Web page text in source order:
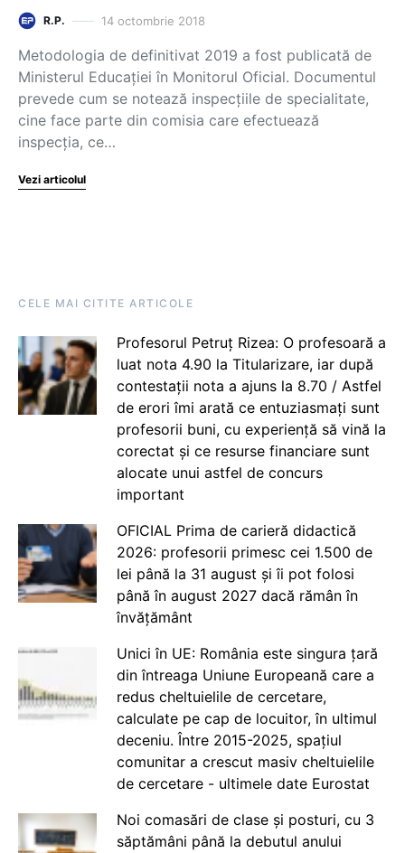
R.P. 14 octombrie 2018
Metodologia de definitivat 2019 a fost publicată de
Ministerul Educației în Monitorul Oficial. Documentul
prevede cum se notează inspecțiile de specialitate,
cine face parte din comisia care efectuează
inspecţia, ce…
Vezi articolul
CELE MAI CITITE ARTICOLE
Profesorul Petruț Rizea: O profesoară a
luat nota 4.90 la Titularizare, iar după
contestații nota a ajuns la 8.70 / Astfel
de erori îmi arată ce entuziasmați sunt
profesorii buni, cu experiență să vină la
corectat și ce resurse financiare sunt
alocate unui astfel de concurs
important
OFICIAL Prima de carieră didactică
2026: profesorii primesc cei 1.500 de
lei până la 31 august și îi pot folosi
până în august 2027 dacă rămân în
învățământ
Unici în UE: România este singura țară
din întreaga Uniune Europeană care a
redus cheltuielile de cercetare,
calculate pe cap de locuitor, în ultimul
deceniu. Între 2015-2025, spațiul
comunitar a crescut masiv cheltuielile
de cercetare - ultimele date Eurostat
Noi comasări de clase și posturi, cu 3
săptămâni până la debutul anului